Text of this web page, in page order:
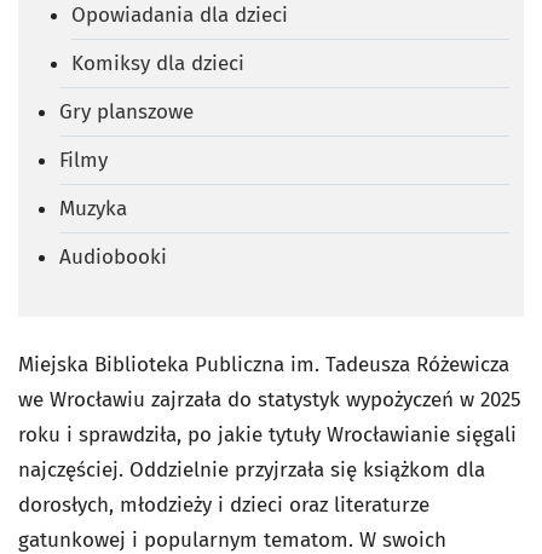
Opowiadania dla dzieci
Komiksy dla dzieci
Gry planszowe
Filmy
Muzyka
Audiobooki
Miejska Biblioteka Publiczna im. Tadeusza Różewicza
we Wrocławiu zajrzała do statystyk wypożyczeń w 2025
roku i sprawdziła, po jakie tytuły Wrocławianie sięgali
najczęściej. Oddzielnie przyjrzała się książkom dla
dorosłych, młodzieży i dzieci oraz literaturze
gatunkowej i popularnym tematom. W swoich